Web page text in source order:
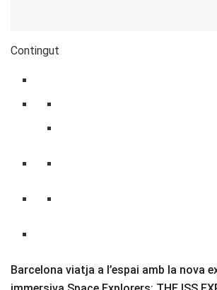
Contingut
Barcelona viatja a l’espai amb la nova